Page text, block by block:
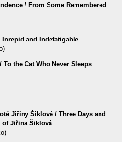
/ From Some Remembered
Inrepid and Indefatigable
the Cat Who Never Sleeps
Jiřiny Šiklové / Three Days and
of Jiřina Šiklová